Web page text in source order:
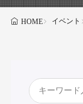
HOME イベント